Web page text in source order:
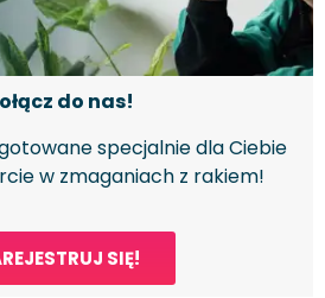
do nas!
specjalnie dla Ciebie
w zmaganiach z rakiem!
SIĘ!